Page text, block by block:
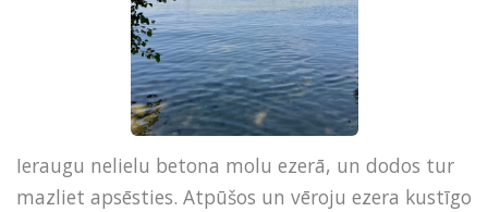
Ieraugu nelielu betona molu ezerā, un dodos tur
mazliet apsēsties. Atpūšos un vēroju ezera kustīgo